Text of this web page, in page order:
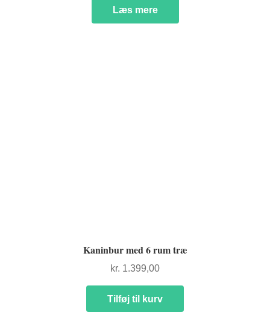
Læs mere
Kaninbur med 6 rum træ
kr. 1.399,00
Tilføj til kurv